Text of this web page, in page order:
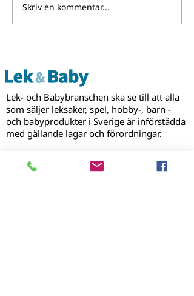
Bli jurymedlem i
Guldtärningen - Årets
Skriv en kommentar...
Lek- och Babybranschen ska se till att alla
som säljer leksaker, spel, hobby-, barn -
och babyprodukter i Sverige är införstådda
med gällande lagar och förordningar.
Alla som arbetar med produkter inom våra
områden ska vara medlemmar och vi ska